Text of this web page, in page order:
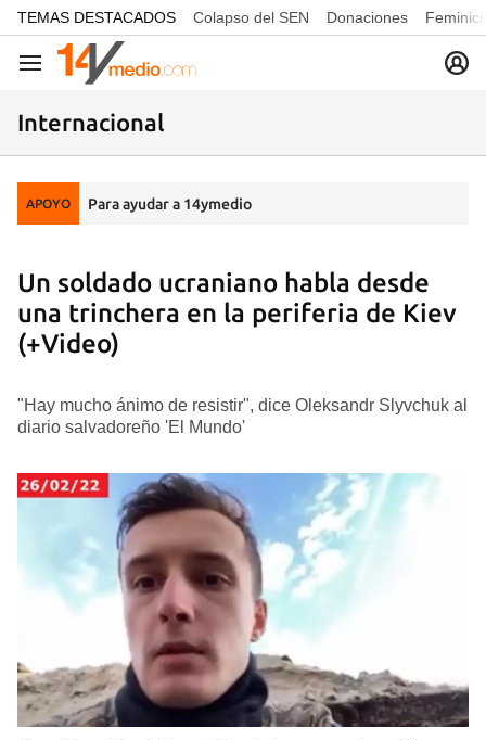
common.go-to-content
TEMAS DESTACADOS Colapso del SEN Donaciones
Navegación
Internacional
APOYO Para ayudar a 14ymedio
Un soldado ucraniano habla desde
una trinchera en la periferia de Kiev
(+Video)
"Hay mucho ánimo de resistir", dice Oleksandr Slyvchuk al
diario salvadoreño 'El Mundo'